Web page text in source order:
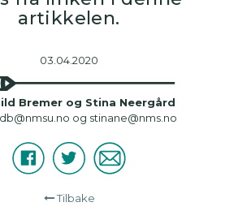
artikkelen.
03.04.2020
Bremer og Stina Neergård
og stinane@nms.no
Del
FacebookTwitterE-
post
Tilbake